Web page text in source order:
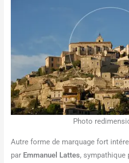
Photo
Autre forme de marquage fort
par Emmanuel Lattes, sympathique